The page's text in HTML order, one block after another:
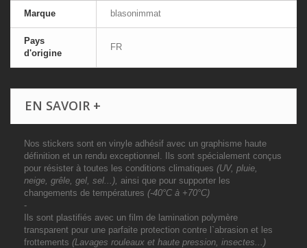
Marque blasonimmat
Pays
d'origine
FR
EN SAVOIR +
Nos stickers sont en vinyle adhésif avec un graphisme haute
définition et un rendu exceptionnel. Ils sont spécialement conçus
pour résister à toutes les conditions climatiques (UV, pluie,
neige, grêle, gel, sel...), ainsi que pour supporter les
changements de températures (-40°C à +70°C)
-
Ils sont plastifiés avec un film de lamination polymère
transparent pour une parfaite protection contre l`abrasion et les
frottements (Lavages rouleaux et haute pression, insectes...)